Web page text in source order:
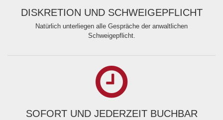
DISKRETION UND SCHWEIGEPFLICHT
Natürlich unterliegen alle Gespräche der anwaltlichen
Schweigepflicht.
SOFORT UND JEDERZEIT BUCHBAR